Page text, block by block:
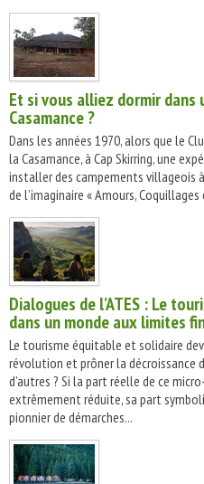
Et si vous alliez dormir dans
Casamance ?
Dans les années 1970, alors que le
la Casamance, à Cap Skirring, une
installer des campements villageois
de l’imaginaire « Amours,
Dialogues de l’ATES : Le
dans un monde aux limites
Le tourisme équitable et solidaire
révolution et prôner la décroissance
d’autres ? Si la part réelle de ce
extrêmement réduite, sa part
pionnier de démarches...